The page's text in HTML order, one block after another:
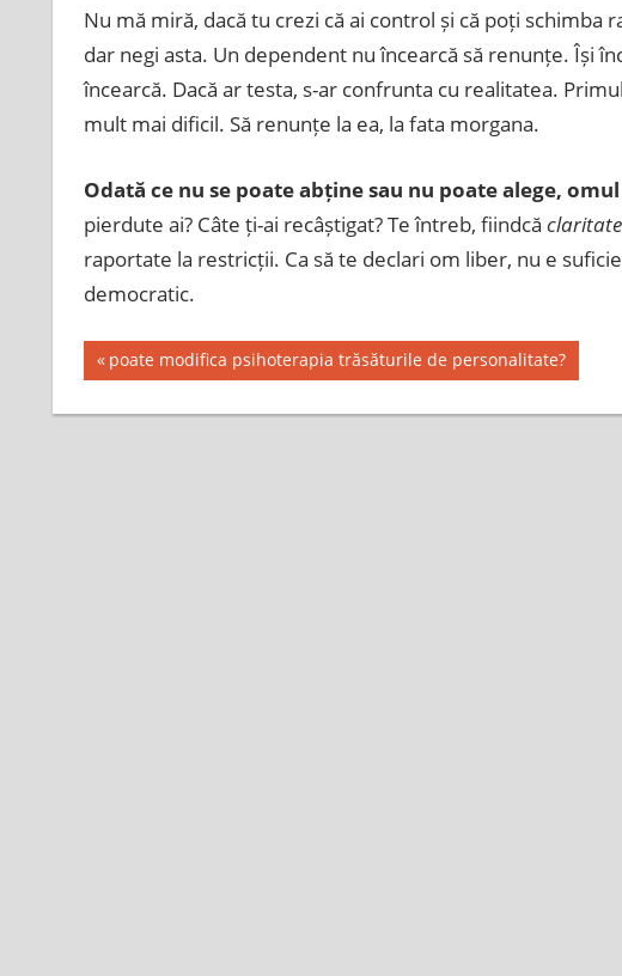
Nu mă miră, dacă tu crezi că ai control și că poți
dar negi asta. Un dependent nu încearcă să renunțe. Își
încearcă. Dacă ar testa, s-ar confrunta cu realitatea.
mult mai dificil. Să renunțe la ea, la fata morgana.
Odată ce nu se poate abține sau nu poate alege,
pierdute ai? Câte ți-ai recâștigat? Te întreb, fiindcă
raportate la restricții. Ca să te declari om liber, nu e
democratic.
Post
navigation
Previous
Post:
poate modifica psihoterapia trăsăturile de personalitate?